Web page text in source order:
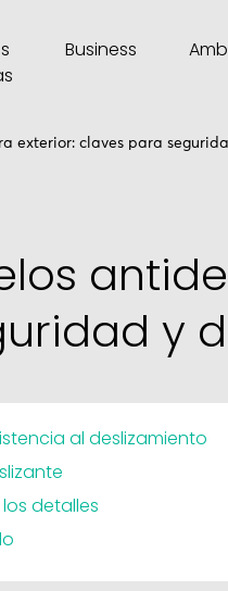
Business
exterior: claves para
y
al deslizamiento
detalles